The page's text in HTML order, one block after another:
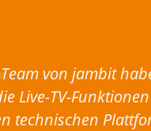
von jambit
Live-TV-Funktionen
technischen